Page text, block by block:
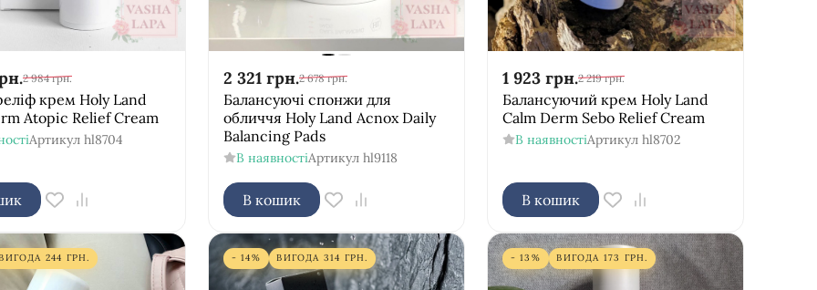
2 984 грн.
крем Holy Land
Atopic Relief Cream
Артикул hl8704
2 321 грн.2 678 грн.
Балансуючі спонжи для
обличчя Holy Land Acnox Daily
Balancing Pads
В наявностіАртикул hl9118
В кошик
1 923 грн.2 219 грн.
Балансуючий крем Holy Land
Calm Derm Sebo Relief Cream
В наявностіАртикул hl8702
В кошик
244 ГРН. - 14% ВИГОДА 314 ГРН. - 13% ВИГОДА 173 ГРН.